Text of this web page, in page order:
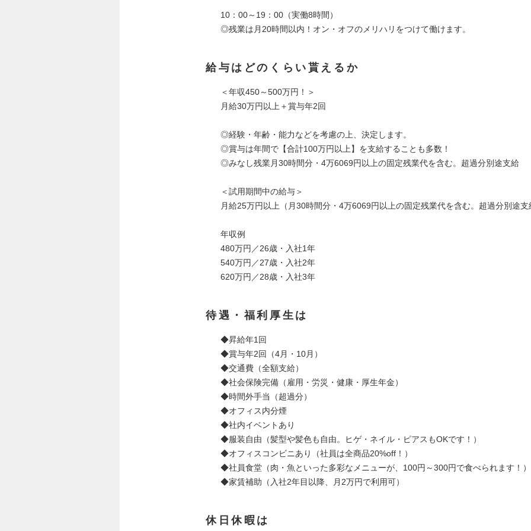
10：00～19：00（実働8時間）
◎残業は月20時間以内！オン・オフのメリハリをつけて働けます。
給与はどのくらい貰えるか
＜年収450～500万円！＞
月給30万円以上＋賞与年2回
◎経験・年齢・能力などを考慮の上、決定します。
◎賞与は年間で【合計100万円以上】を支給することも多数！
◎みなし残業月30時間分・4万6069円以上の固定残業代を含む。超過分別途支給
＜試用期間中の給与＞
月給25万円以上（月30時間分・4万6069円以上の固定残業代を含む。超過分別途支
年収例
480万円／26歳・入社1年
540万円／27歳・入社2年
620万円／28歳・入社3年
待遇・福利厚生は
◆昇給年1回
◆賞与年2回（4月・10月）
◆交通費（全額支給）
◆社会保険完備（雇用・労災・健康・厚生年金）
◆時間外手当（超過分）
◆オフィス内分煙
◆社内イベントあり
◆服装自由（髪型や髪色も自由。ヒゲ・ネイル・ピアスもOKです！）
◆オフィスコンビニあり（社員は全商品20%off！）
◆社員食堂（肉・魚といった多彩なメニューが、100円～300円で食べられます！）
◆家賃補助（入社2年目以降、月2万円で利用可）
休日休暇は